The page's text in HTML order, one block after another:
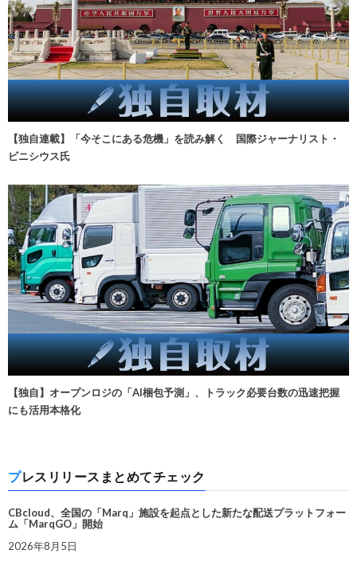
【独自連載】「今そこにある危機」を読み解く 国際ジャーナリスト・
ビニシウス氏
【独自】オープンロジの「AI梱包予測」、トラック必要台数の迅速把握
にも活用本格化
プレスリリースまとめてチェック
CBcloud、全国の「Marq」施設を起点とした新たな配送プラットフォー
ム「MarqGO」開始
2026年8月5日